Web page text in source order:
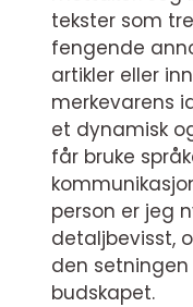
tekster som
fengende
artikler eller
merkevarens
et dynamisk
får bruke
person er jeg
detaljbevisst,
den
budskapet.